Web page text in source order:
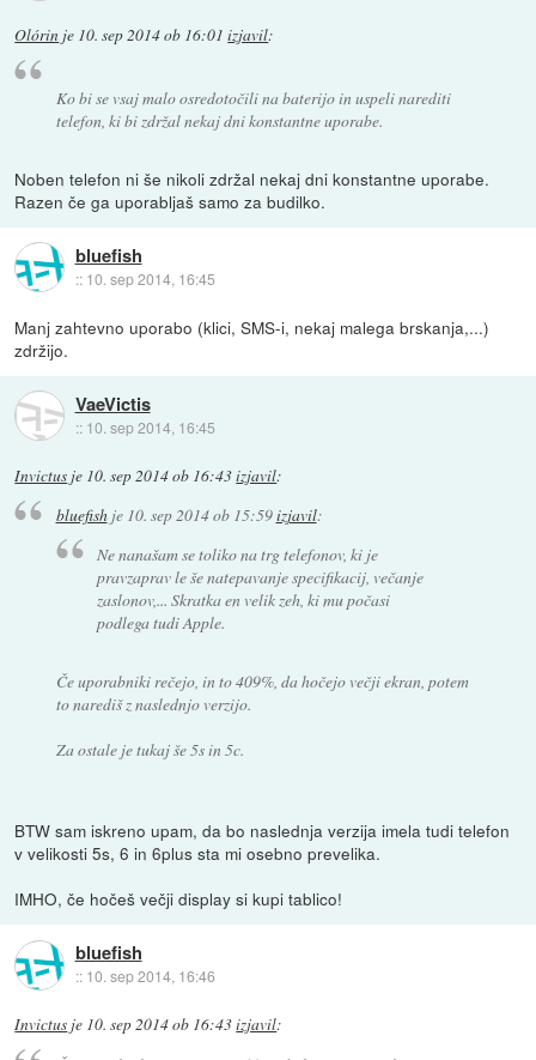
Olórin je 10. sep 2014 ob 16:01 izjavil:
Ko bi se vsaj malo osredotočili na baterijo in uspeli narediti
telefon, ki bi zdržal nekaj dni konstantne uporabe.
Noben telefon ni še nikoli zdržal nekaj dni konstantne uporabe.
Razen če ga uporabljaš samo za budilko.
bluefish
:: 10. sep 2014, 16:45
Manj zahtevno uporabo (klici, SMS-i, nekaj malega brskanja,...)
zdržijo.
VaeVictis
:: 10. sep 2014, 16:45
Invictus je 10. sep 2014 ob 16:43izjavil:
bluefishje 10. sep 2014 ob 15:59izjavil:
Ne nanašam se toliko na trg telefonov, ki je
pravzaprav le še natepavanje specifikacij, večanje
zaslonov,... Skratka en velik zeh, ki mu počasi
podlega tudi Apple.
Če uporabniki rečejo, in to 409%, da hočejo večji ekran, potem
to narediš z naslednjo verzijo.
Za ostale je tukaj še 5s in 5c.
BTW sam iskreno upam, da bo naslednja verzija imela tudi telefon
v velikosti 5s, 6 in 6plus sta mi osebno prevelika.
IMHO, če hočeš večji display si kupi tablico!
bluefish
:: 10. sep 2014, 16:46
Invictus je 10. sep 2014 ob 16:43izjavil: